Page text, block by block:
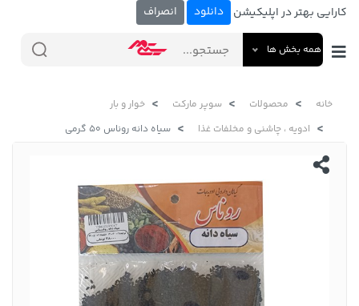
کارایی بهتر در اپلیکیشن دانلود انصراف
همه بخش ها
خانه محصولات سوپر مارکت
خوار و بار
ادویه ، چاشنی و مخلفات غذا
سیاه دانه روناس 50 گرمی